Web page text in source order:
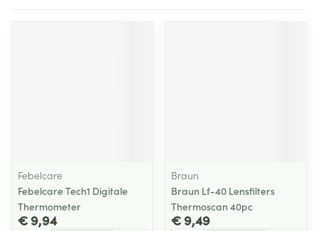
Febelcare
Febelcare Tech1 Digitale
Thermometer
€ 9,94
Braun
Braun Lf-40 Lensfilters
Thermoscan 40pc
€ 9,49